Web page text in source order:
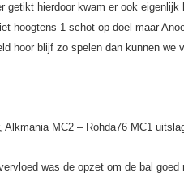
getikt hierdoor kwam er ook
hoogtens 1 schot op doel maar
hoor blijf zo spelen dan kunnen we
MC2 – Rohda76 MC1
was de opzet om de bal